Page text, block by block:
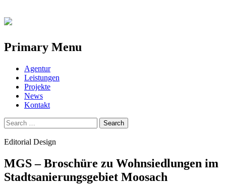
Primary Menu
Skip
content
Agentur
Leistungen
Projekte
News
Kontakt
Search
for:
Editorial Design
MGS – Broschüre zu Wohnsiedlungen im
Stadtsanierungsgebiet Moosach